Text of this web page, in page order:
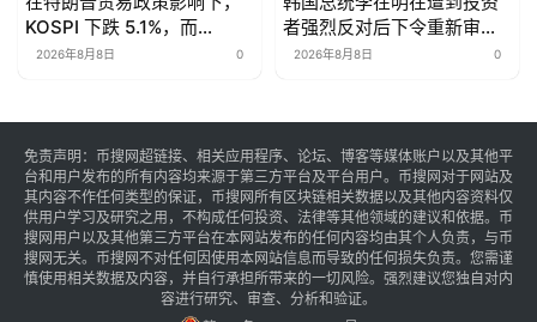
KOSPI 下跌 5.1%，而
KOSDAQ 飙升 10.98%。
2026年8月8日 0
者强烈反对后下令重新审查
ISA 改革
2026年8月8日 0
免责声明：币搜网超链接、相关应用程序、论坛、博客等媒体账户以及其他平
台和用户发布的所有内容均来源于第三方平台及平台用户。币搜网对于网站及
其内容不作任何类型的保证，币搜网所有区块链相关数据以及其他内容资料仅
供用户学习及研究之用，不构成任何投资、法律等其他领域的建议和依据。币
搜网用户以及其他第三方平台在本网站发布的任何内容均由其个人负责，与币
搜网无关。币搜网不对任何因使用本网站信息而导致的任何损失负责。您需谨
慎使用相关数据及内容，并自行承担所带来的一切风险。强烈建议您独自对内
容进行研究、审查、分析和验证。